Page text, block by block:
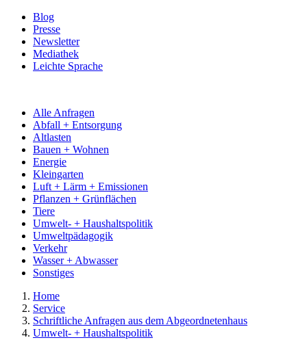
Blog
Presse
Newsletter
Mediathek
Leichte Sprache
Alle Anfragen
Abfall + Entsorgung
Altlasten
Bauen + Wohnen
Energie
Kleingarten
Luft + Lärm + Emissionen
Pflanzen + Grünflächen
Tiere
Umwelt- + Haushaltspolitik
Umweltpädagogik
Verkehr
Wasser + Abwasser
Sonstiges
Home
Service
Schriftliche Anfragen aus dem Abgeordnetenhaus
Umwelt- + Haushaltspolitik